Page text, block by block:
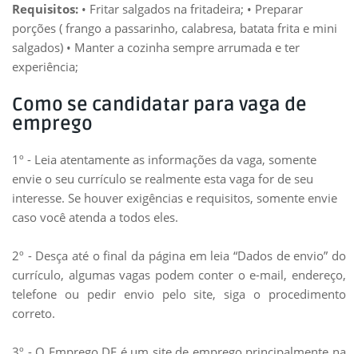
Requisitos: • Fritar salgados na fritadeira; • Preparar
porções ( frango a passarinho, calabresa, batata frita e mini
salgados) • Manter a cozinha sempre arrumada e ter
experiência;
Como se candidatar para vaga de
emprego
1º - Leia atentamente as informações da vaga, somente
envie o seu currículo se realmente esta vaga for de seu
interesse. Se houver exigências e requisitos, somente envie
caso você atenda a todos eles.
2º - Desça até o final da página em leia “Dados de envio” do
currículo, algumas vagas podem conter o e-mail, endereço,
telefone ou pedir envio pelo site, siga o procedimento
correto.